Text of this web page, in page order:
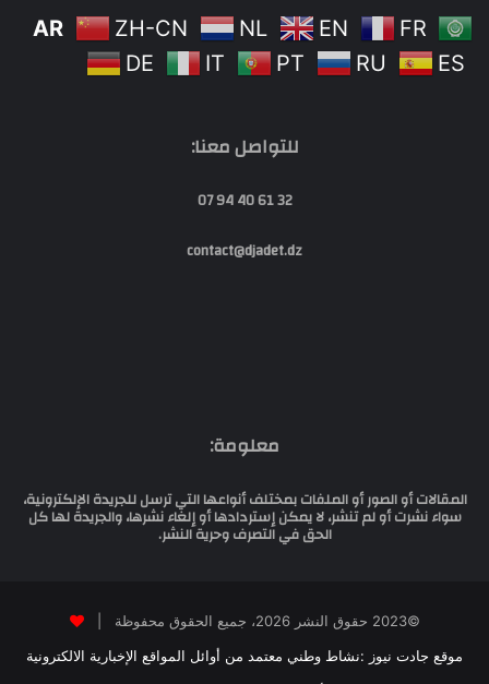
AR ZH-CN NL EN
FR
DE
IT PT RU ES
للتواصل معنا:
32 61 40 94 07
contact@djadet.dz
معلومة:
المقالات أو الصور أو الملفات بمختلف أنواعها التي ترسل للجريدة الإلكترونية،
سواء نشرت أو لم تنشر، لا يمكن إستردادها أو إلغاء نشرها، والجريدة لها كل
الحق في التصرف وحرية النشر.
©2023 حقوق النشر 2026، جميع الحقوق محفوظة |
موقع جادت نيوز :نشاط وطني معتمد من أوائل المواقع الإخبارية الالكترونية